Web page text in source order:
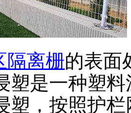
隔离栅的表面
塑是一种塑
塑，按照护